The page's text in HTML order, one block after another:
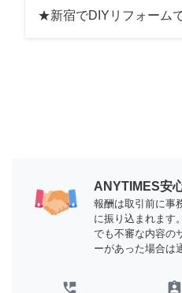
★新宿でDIYリフォーム
ANYTIMES安
報酬は取引前に事
に振り込まれます
でも不審な内容の
ーがあった場合は
perm_phone_msg assignment_ind